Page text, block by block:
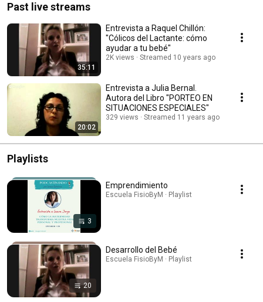
Past live streams
35:11
Entrevista a Raquel Chillón:
"Cólicos del Lactante: cómo
ayudar a tu bebé"
2K views Streamed 10 years ago
20:02
Entrevista a Julia Bernal.
Autora del Libro "PORTEO EN
SITUACIONES ESPECIALES"
329 views Streamed 11 years ago
Playlists
3
Emprendimiento
Escuela FisioByM · Playlist
20
Desarrollo del Bebé
Escuela FisioByM · Playlist